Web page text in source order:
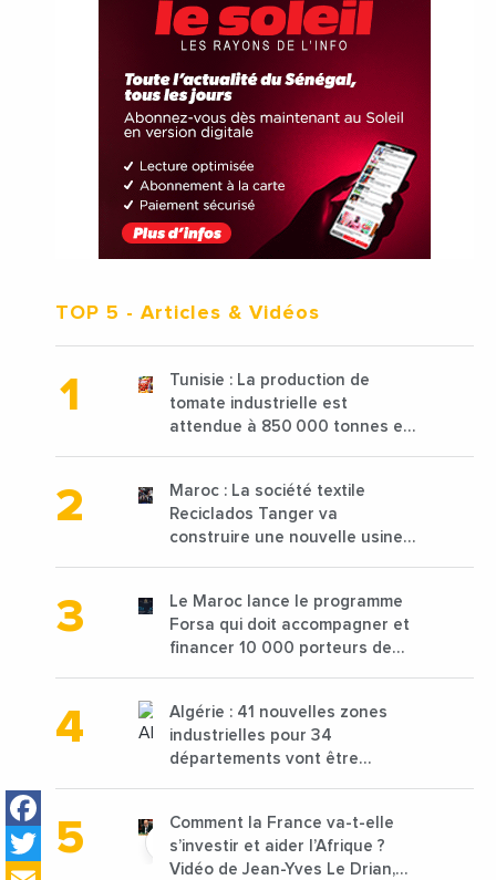
Facebook
Twitter
TOP 5 - Articles & Vidéos
Tunisie : La production de
tomate industrielle est
attendue à 850 000 tonnes en
Maroc : La société textile
Reciclados Tanger va
construire une nouvelle usine
Le Maroc lance le programme
Forsa qui doit accompagner et
financer 10 000 porteurs de
Algérie : 41 nouvelles zones
industrielles pour 34
départements vont être
Comment la France va-t-elle
s’investir et aider l’Afrique ?
Vidéo de Jean-Yves Le Drian,